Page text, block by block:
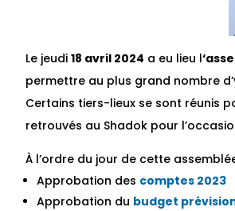
Le jeudi 18 avril 2024 a eu lieu l
permettre au plus grand nombre
Certains tiers-lieux se sont réunis
retrouvés au Shadok pour
À l’ordre du jour de cette
Approbation des comptes 2023
Approbation du budget